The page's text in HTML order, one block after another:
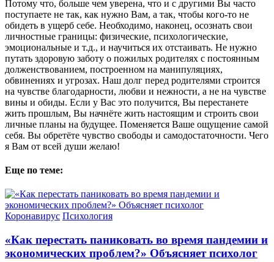
Потому что, больше чем уверена, что и с другими Вы часто
поступаете не так, как нужно Вам, а так, чтобы кого-то не
обидеть в ущерб себе. Необходимо, наконец, осознать свои
личностные границы: физические, психологические,
эмоциональные и т.д., и научиться их отстаивать. Не нужно
путать здоровую заботу о пожилых родителях с постоянным
долженствованием, построенном на манипуляциях,
обвинениях и угрозах. Наш долг перед родителями строится
на чувстве благодарности, любви и нежности, а не на чувстве
вины и обиды. Если у Вас это получится, Вы перестанете
жить прошлым, Вы начнёте жить настоящим и строить свои
личные планы на будущее. Поменяется Ваше ощущение самой
себя. Вы обретёте чувство свободы и самодостаточности. Чего
я Вам от всей души желаю!
Еще по теме:
Коронавирус Психология
«Как перестать паниковать во время пандемии и
экономических проблем?» Объясняет психолог